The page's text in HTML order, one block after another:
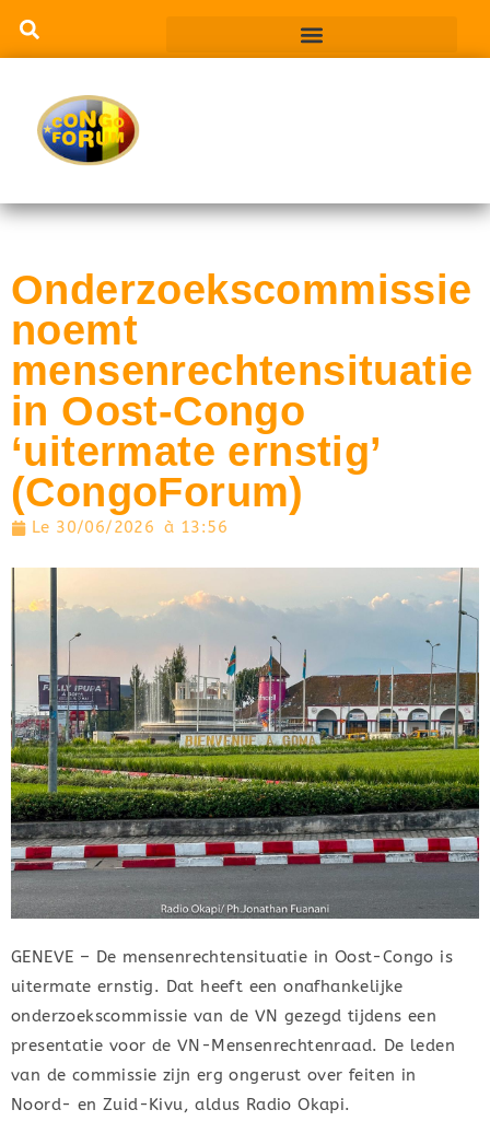
Onderzoekscommissie
noemt
mensenrechtensituatie
in Oost-Congo
‘uitermate ernstig’
(CongoForum)
Le 30/06/2026 à 13:56
GENEVE – De mensenrechtensituatie in Oost-Congo is
uitermate ernstig. Dat heeft een onafhankelijke
onderzoekscommissie van de VN gezegd tijdens een
presentatie voor de VN-Mensenrechtenraad. De leden
van de commissie zijn erg ongerust over feiten in
Noord- en Zuid-Kivu, aldus Radio Okapi.